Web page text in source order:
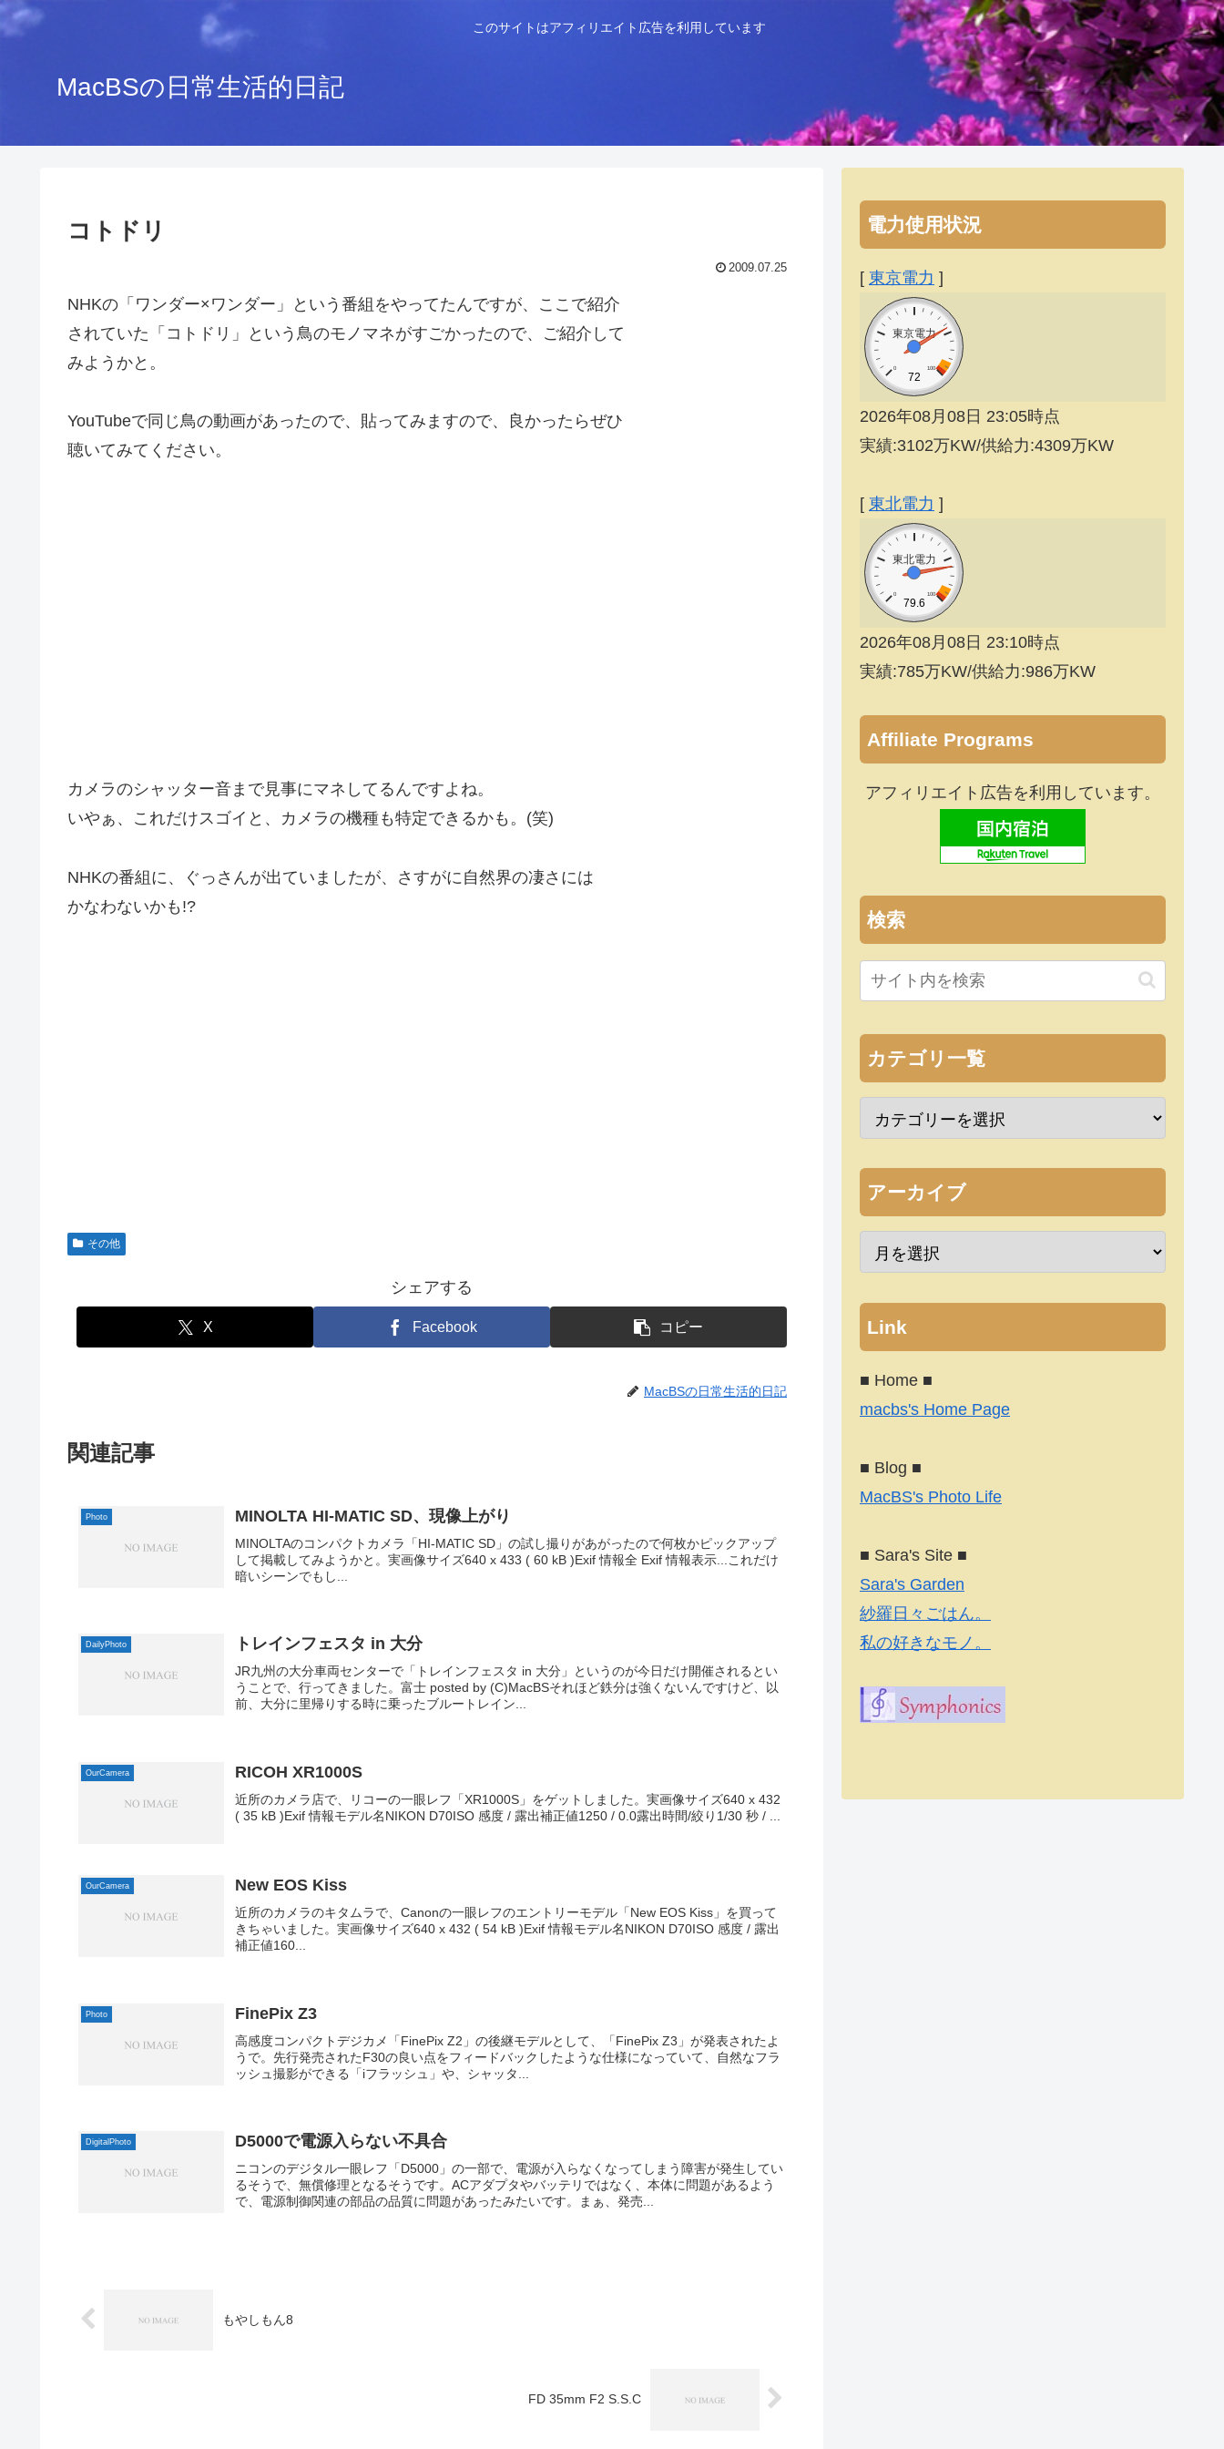
このサイトはアフィリエイト広告を利用しています
MacBSの日常生活的日記
コトドリ
2009.07.25
NHKの「ワンダー×ワンダー」という番組をやってたんですが、ここで紹介
されていた「コトドリ」という鳥のモノマネがすごかったので、ご紹介して
みようかと。
YouTubeで同じ鳥の動画があったので、貼ってみますので、良かったらぜひ
聴いてみてください。
カメラのシャッター音まで見事にマネしてるんですよね。
いやぁ、これだけスゴイと、カメラの機種も特定できるかも。(笑)
NHKの番組に、ぐっさんが出ていましたが、さすがに自然界の凄さには
かなわないかも!?
その他
シェアする
X Facebook コピー
MacBSの日常生活的日記
関連記事
Photo MINOLTA HI-MATIC SD、現像上がり
MINOLTAのコンパクトカメラ「HI-MATIC SD」の試し撮りがあがったので何枚かピックアップ
して掲載してみようかと。実画像サイズ640 x 433 ( 60 kB )Exif 情報全 Exif 情報表示...これだけ
暗いシーンでもし...
DailyPhoto トレインフェスタ in 大分
JR九州の大分車両センターで「トレインフェスタ in 大分」というのが今日だけ開催されるとい
うことで、行ってきました。富士 posted by (C)MacBSそれほど鉄分は強くないんですけど、以
前、大分に里帰りする時に乗ったブルートレイン...
OurCamera RICOH XR1000S
近所のカメラ店で、リコーの一眼レフ「XR1000S」をゲットしました。実画像サイズ640 x 432
( 35 kB )Exif 情報モデル名NIKON D70ISO 感度 / 露出補正値1250 / 0.0露出時間/絞り1/30 秒 / ...
OurCamera New EOS Kiss
近所のカメラのキタムラで、Canonの一眼レフのエントリーモデル「New EOS Kiss」を買って
きちゃいました。実画像サイズ640 x 432 ( 54 kB )Exif 情報モデル名NIKON D70ISO 感度 / 露出
補正値160...
Photo FinePix Z3
高感度コンパクトデジカメ「FinePix Z2」の後継モデルとして、「FinePix Z3」が発表されたよ
うで。先行発売されたF30の良い点をフィードバックしたような仕様になっていて、自然なフラ
ッシュ撮影ができる「iフラッシュ」や、シャッタ...
DigitalPhoto D5000で電源入らない不具合
ニコンのデジタル一眼レフ「D5000」の一部で、電源が入らなくなってしまう障害が発生してい
るそうで、無償修理となるそうです。ACアダプタやバッテリではなく、本体に問題があるよう
で、電源制御関連の部品の品質に問題があったみたいです。まぁ、発売...
もやしもん8
FD 35mm F2 S.S.C
電力使用状況
[ 東京電力 ]
東京電力
0 100
72
2026年08月08日 23:05時点
実績:3102万KW/供給力:4309万KW
[ 東北電力 ]
東北電力
0 100
79.6
2026年08月08日 23:10時点
実績:785万KW/供給力:986万KW
Affiliate Programs
アフィリエイト広告を利用しています。
検索
カテゴリ一覧
アーカイブ
Link
■ Home ■
macbs's Home Page
■ Blog ■
MacBS's Photo Life
■ Sara's Site ■
Sara's Garden
紗羅日々ごはん。
私の好きなモノ。